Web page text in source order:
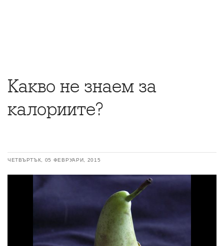
Какво не знаем за
калориите?
ЧЕТВЪРТЪК, 05 ФЕВРУАРИ, 2015